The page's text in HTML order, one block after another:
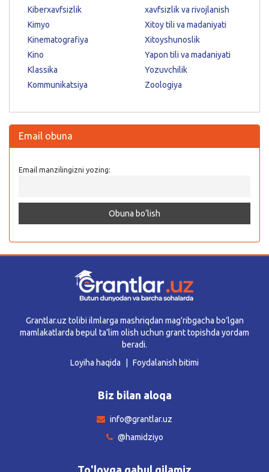
Kiberxavfsizlik
Kimyo
Kinematografiya
Kino
Klassika
Kommunikatsiya
xavfsizlik va rivojlanish
Xitoy tili va madaniyati
Xitoyshunoslik
Yapon tili va madaniyati
Yozuvchilik
Zoologiya
Email obuna
Email manzilingizni yozing:
Grantlar.uz tolibi ilmlarga mashriqdan mag’ribgacha bo’lgan
mamlakatlarda bepul ta’lim olish uchun grant topishda yordam
beradi.
Loyiha haqida
Foydalanish bitimi
Biz bilan aloqa
info@grantlar.uz
@hamidziyo
To'lovga qabul qilamiz